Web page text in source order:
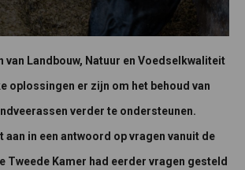
van Landbouw, Natuur en Voedselkwaliteit
oplossingen er zijn om het behoud van
verder te ondersteunen.
aan in een antwoord op vragen vanuit de
Tweede Kamer had eerder vragen gesteld